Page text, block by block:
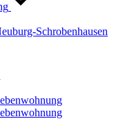
Schrobenhausen